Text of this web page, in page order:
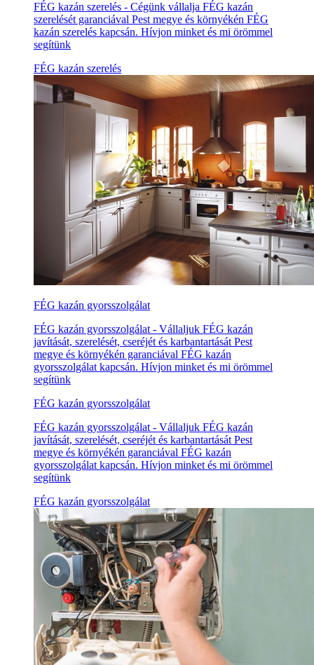
FÉG kazán szerelés - Cégünk vállalja FÉG kazán
szerelését garanciával Pest megye és környékén FÉG
kazán szerelés kapcsán. Hívjon minket és mi örömmel
segítünk
FÉG kazán szerelés
FÉG kazán gyorsszolgálat
FÉG kazán gyorsszolgálat - Vállaljuk FÉG kazán
javítását, szerelését, cseréjét és karbantartását Pest
megye és környékén garanciával FÉG kazán
gyorsszolgálat kapcsán. Hívjon minket és mi örömmel
segítünk
FÉG kazán gyorsszolgálat
FÉG kazán gyorsszolgálat - Vállaljuk FÉG kazán
javítását, szerelését, cseréjét és karbantartását Pest
megye és környékén garanciával FÉG kazán
gyorsszolgálat kapcsán. Hívjon minket és mi örömmel
segítünk
FÉG kazán gyorsszolgálat